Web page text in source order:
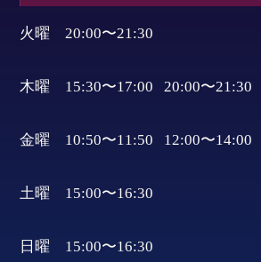
火曜 20:00〜21:30
木曜 15:30〜17:00 20:00〜21:30
金曜 10:50〜11:50 12:00〜14:00
土曜 15:00〜16:30
日曜 15:00〜16:30